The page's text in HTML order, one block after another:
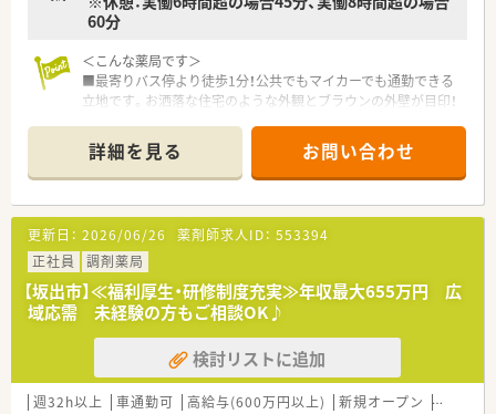
60分
＜こんな薬局です＞
■最寄りバス停より徒歩1分！公共でもマイカーでも通勤できる
立地です。お洒落な住宅のような外観とブラウンの外壁が目印！
すので、急なお休みや応援にも対応していただきやすい環境で
す。
■総合病院より応需しており、スキルアップができる環境です。
■ご経験・シフトにより時給2,500円まで相談可能！週2～5日に
て勤務曜日ご相談ください。ラストまで勤務必須となります。
＜業務内容＞
■外来対応の他、在宅にも取り組んでいます。一包化の業務もご
ざいます。
■病院門前のため総合科目の処方箋を対応します。
■処方箋枚数70～80枚/日。薬剤師は常時2～3名体制
＜研修制度＞
■現場の先輩薬剤師より指導を受けて頂きます。
詳細を見る お問い合わせ
更新日： 2026/06/26 薬剤師求人ID： 553394
正社員
調剤薬局
【坂出市】≪福利厚生・研修制度充実≫年収最大655万円 広
域応需 未経験の方もご相談OK♪
検討リストに追加
週32h以上 車通勤可 高給与(600万円以上) 新規オープン シフト制